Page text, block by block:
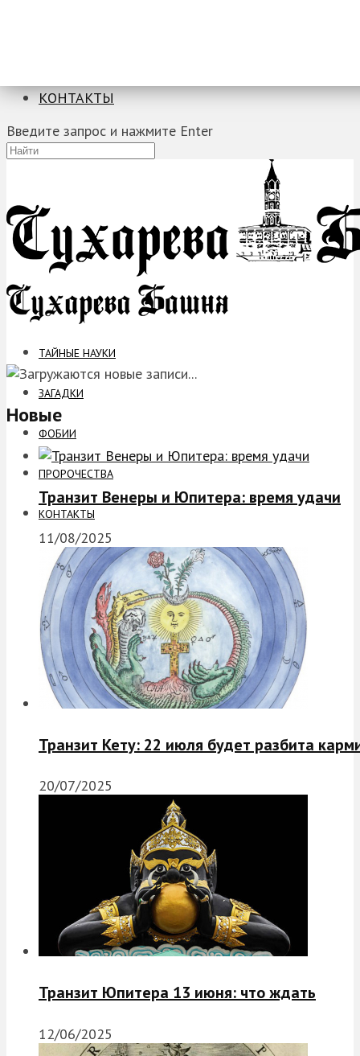
КОНТАКТЫ
Введите запрос и нажмите Enter
ТАЙНЫЕ НАУКИ
ЗАГАДКИ
ФОБИИ
ПРОРОЧЕСТВА
КОНТАКТЫ
Новые
Транзит Венеры и Юпитера: время удачи
11/08/2025
Транзит Кету: 22 июля будет разбита
20/07/2025
Транзит Юпитера 13 июня: что ждать
12/06/2025